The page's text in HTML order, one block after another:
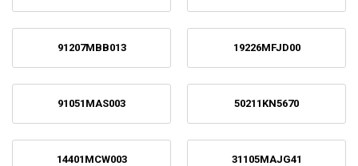
91207MBB013 19226MFJD00
91051MAS003 50211KN5670
14401MCW003 31105MAJG41